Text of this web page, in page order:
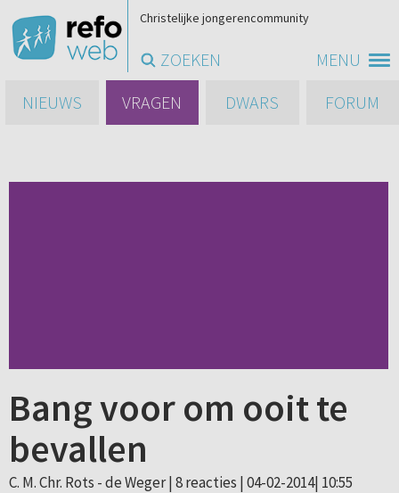
MENU
Christelijke jongerencommunity
ZOEKEN
NIEUWS
VRAGEN DWARS FORUM
Bang voor om ooit te
bevallen
C. M. Chr. Rots - de Weger | 8 reacties | 04-02-2014| 10:55